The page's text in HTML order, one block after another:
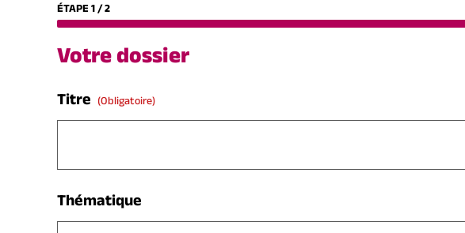
ÉTAPE1/2
Votre dossier
Titre (obligatoire)
Thématique